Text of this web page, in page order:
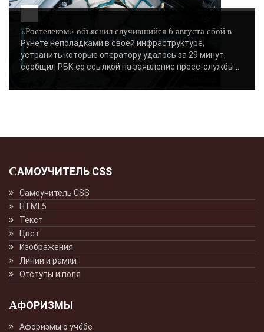
ВИНОВНИКОМ СБОЯ В РУНЕТЕ ОКАЗАЛСЯ
«РОСТЕЛЕКОМ» - «НОВОСТИ СЕТИ»..
«Ростелеком» объяснил случившийся 6 августа сбой в
Рунете неполадками в своей инфраструктуре,
устранить которые оператору удалось за 29 минут,
сообщил РБК со ссылкой на заявление пресс-службы...
САМОУЧИТЕЛЬ CSS
Самоучитель CSS
HTML5
Текст
Цвет
Изображения
Линии и рамки
Отступы и поля
АФОРИЗМЫ
Афоризмы о учёбе